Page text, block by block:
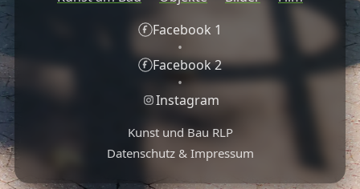
Facebook 1
•
Facebook 2
•
Instagram
Kunst und Bau RLP
Datenschutz & Impressum